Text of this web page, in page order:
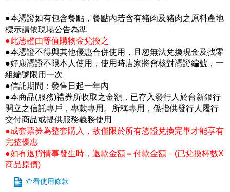
●本憑證如有包含餐點，餐點內若含有豬肉及豬肉之原料產地
標示請依現場公告為準
●此憑證由等值購物金兌換之
●本憑證不得與其他優惠合併使用，且恕無法兌換現金及找零
●好康憑證不限本人使用，使用時店家將會核對憑證編號，一
組編號限用一次
●信託期間：發售日起一年內
●本商品(服務)禮券所收取之金額，已存入發行人於台新銀行
開立之信託專戶，專款專用。所稱專用，係指供發行人履行
交付商品或提供服務義務使用
●成套票券為整套購入，故僅限於所有憑證兌換完畢才能享有
完整優惠
●如有退貨情事發生時，退款金額＝付款金額－(已兌換杯數X
商品原價)
查看使用條款